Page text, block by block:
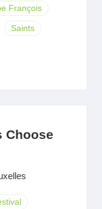
François
Saints
Choose